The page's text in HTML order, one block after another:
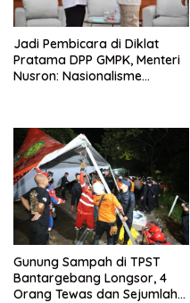
Jadi Pembicara di Diklat
Pratama DPP GMPK, Menteri
Nusron: Nasionalisme
Gunung Sampah di TPST
Bantargebang Longsor, 4
Orang Tewas dan Sejumlah